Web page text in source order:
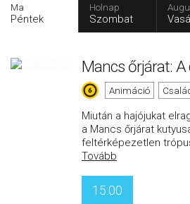
Ma
Péntek
Holnap
Szombat
Mancs őrjárat: A
Animáció
Miután a hajójukat
a Mancs őrjárat
feltérképezetlen
Tovább
15:00